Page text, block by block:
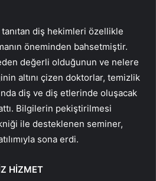
tanıtan diş hekimleri özellikle
öneminden bahsetmiştir.
değerli olduğunun ve nelere
altını çizen doktorlar, temizlik
diş ve diş etlerinde oluşacak
Bilgilerin pekiştirilmesi
ile desteklenen seminer,
sona erdi.
HİZMET